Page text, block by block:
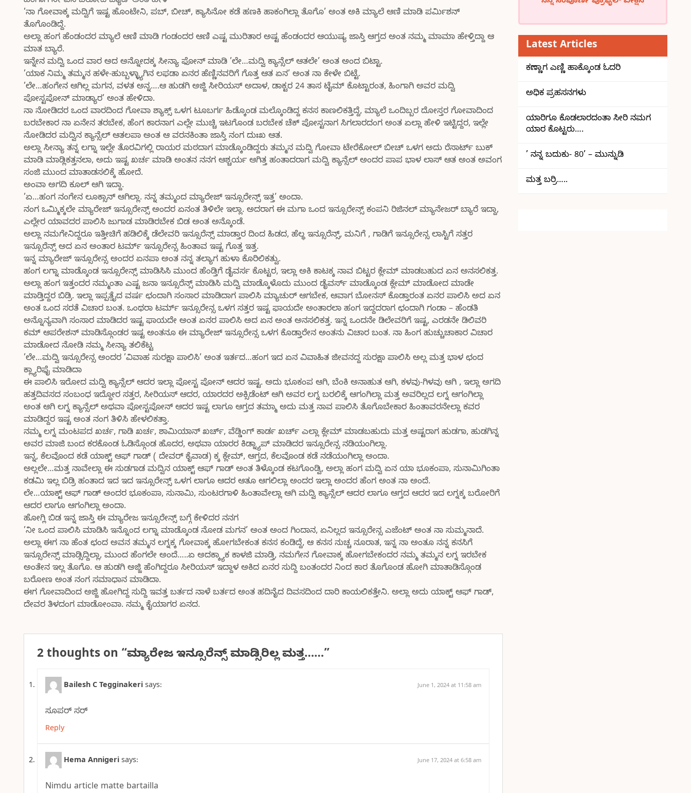
’ನಾ ಗೋವಾಕ್ಕ ಮದ್ವಿಗೆ ಇಷ್ಟ ಹೊಂಟೇನಿ, ಪಬ್, ಬೀಚ್, ಕ್ಯಾಸಿನೋ ಕಡೆ ಹಣಕಿ ಹಾಕಂಗಿಲ್ಲಾ ತೊಗೊ’ ಅಂತ ಅಕಿ ಮ್ಯಾಲೆ ಆಣಿ ಮಾಡಿ ಪರ್ಮಿಶನ್
ತೊಗೊಂಡಿದ್ದೆ.
ಅಲ್ಲಾ ಹಂಗ ಹೆಂಡಂದರ ಮ್ಯಾಲೆ ಆಣಿ ಮಾಡಿ ಗಂಡಂದರ ಆಣಿ ಎಷ್ಟ ಮುರಿತಾರ ಅಷ್ಟ ಹೆಂಡಂದರ ಆಯುಷ್ಯ ಜಾಸ್ತಿ ಆಗ್ತದ ಅಂತ ನಮ್ಮ ಮಾಮಾ ಹೇಳ್ತಿದ್ದಾ ಆ
ಮಾತ ಬ್ಯಾರೆ.
ಇನ್ನೇನ ಮದ್ವಿ ಒಂದ ವಾರ ಅದ ಅನ್ನೋದಕ್ಕ ಸೀನ್ಯಾ ಫೋನ್ ಮಾಡಿ ’ಲೇ…ಮದ್ವಿ ಕ್ಯಾನ್ಸೆಲ್ ಆತಲೇ’ ಅಂತ ಅಂದ ಬಿಟ್ಟಾ.
’ಯಾಕ ನಿಮ್ಮ ತಮ್ಮನ ಹಳೇ-ಹುಬ್ಬಳ್ಳ್ಯಾಗಿನ ಲಫಡಾ ಏನರ ಹೆಣ್ಣಿನವರಿಗೆ ಗೊತ್ತ ಆತ ಏನ’ ಅಂತ ನಾ ಕೇಳೇ ಬಿಟ್ಟೆ.
’ಲೇ…ಹಂಗೇನ ಆಗಿಲ್ಲ ಮಗನ, ವಳತ ಅನ್ನ….ಆ ಹುಡಗಿ ಅಜ್ಜಿ ಸೀರಿಯಸ್ ಅದಾಳ, ಡಾಕ್ಟರ 24 ತಾಸ ಟೈಮ್ ಕೊಟ್ಟಾರಂತ, ಹಿಂಗಾಗಿ ಅವರ ಮದ್ವಿ
ಪೋಸ್ಟಪೋನ್ ಮಾಡ್ಯಾರ’ ಅಂತ ಹೇಳಿದಾ.
ನಾ ನೋಡಿದರ ಒಂದ ವಾರದಿಂದ ಗೋವಾ ಶ್ಯಾಕ್ಸ್ ಒಳಗ ಟೂಬರ್ಗ ಹಿಡ್ಕೊಂಡ ಮಲ್ಕೊಂಡಿದ್ದ ಕನಸ ಕಾಣಲಿಕತ್ತಿದ್ದೆ, ಮ್ಯಾಲೆ ಒಂದಿಬ್ಬರ ದೋಸ್ತರ ಗೋವಾದಿಂದ
ಬರಬೇಕಾರ ನಾ ಏನೇನ ತರಬೇಕ, ಹೆಂಗ ಕಾರನಾಗ ಎಲ್ಲೇ ಮುಚ್ಚಿ ಇಟಗೊಂಡ ಬರಬೇಕ ಚೆಕ್ ಪೋಸ್ಟನಾಗ ಸಿಗಲಾರದಂಗ ಅಂತ ಏಲ್ಲಾ ಹೇಳಿ ಇಟ್ಟಿದ್ದರ, ಇಲ್ಲೇ
ನೋಡಿದರ ಮದ್ವಿನ ಕ್ಯಾನ್ಸೆಲ್ ಆತಲಪಾ ಅಂತ ಆ ವರನಕಿಂತಾ ಜಾಸ್ತಿ ನಂಗ ದುಃಖ ಆತ.
ಅಲ್ಲಾ ಸೀನ್ಯಾ ತನ್ನ ಲಗ್ನಾ ಇಲ್ಲೇ ತೊರವಿಗಲ್ಲಿ ರಾಯರ ಮಠದಾಗ ಮಾಡ್ಕೊಂಡಿದ್ದರು ತಮ್ಮನ ಮದ್ವಿ ಗೋವಾ ಟೇರೆಕೋಲ್ ಬೀಚ್ ಒಳಗ ಅದು ರೆಸಾರ್ಟ್ ಬುಕ್
ಮಾಡಿ ಮಾಡ್ಲಿಕತ್ತನಲಾ, ಅದು ಇಷ್ಟ ಖರ್ಚ ಮಾಡಿ ಅಂತನ ನನಗ ಆಶ್ಚರ್ಯ ಆಗಿತ್ತ ಹಂತಾದರಾಗ ಮದ್ವಿ ಕ್ಯಾನ್ಸೆಲ್ ಅಂದರ ಪಾಪ ಭಾಳ ಲಾಸ್ ಆತ ಅಂತ ಅವಂಗ
ಸಂಜಿ ಮುಂದ ಮಾತಾಡಸಲಿಕ್ಕೆ ಹೋದೆ.
ಅಂವಾ ಅಗದಿ ಕೂಲ್ ಆಗಿ ಇದ್ದಾ.
’ಏ…ಹಂಗ ನಂಗೇನ ಲೂಕ್ಸಾನ್ ಆಗಿಲ್ಲಾ. ನನ್ನ ತಮ್ಮಂದ ಮ್ಯಾರೇಜ್ ಇನ್ಸೂರೇನ್ಸ್ ಇತ್ತ’ ಅಂದಾ.
ನಂಗ ಒಮ್ಮಿಕ್ಕಲೇ ಮ್ಯಾರೇಜ್ ಇನ್ಸೂರೇನ್ಸ್ ಅಂದರ ಏನಂತ ತಿಳಿಲೇ ಇಲ್ಲಾ. ಅದರಾಗ ಈ ಮಗಾ ಒಂದ ಇನ್ಸೂರೇನ್ಸ್ ಕಂಪನಿ ರಿಜಿನಲ್ ಮ್ಯಾನೇಜರ್ ಬ್ಯಾರೆ ಇದ್ದಾ,
ಎಲ್ಲೇರ ಯಾವದರ ಪಾಲಿಸಿ ಜುಗಾಡ ಮಾಡಿರಬೇಕ ಬಿಡ ಅಂತ ಅನ್ಕೊಂಡೆ.
ಅಲ್ಲಾ ನಮಗೇನಿದ್ದರೂ ಇತ್ತೀಚಿಗೆ ಹಡಿಲಿಕ್ಕೆ ಡೆಲೇವರಿ ಇನ್ಸೂರೆನ್ಸ್ ಮಾಡ್ತಾರ ದಿಂದ ಹಿಡದ, ಹೆಲ್ಥ ಇನ್ಸೂರೆನ್ಸ್, ಮನಿಗೆ , ಗಾಡಿಗೆ ಇನ್ಸೂರೇನ್ಸ ಲಾಸ್ಟಿಗೆ ಸತ್ತರ
ಇನ್ಸೂರೆನ್ಸ್ ಅದ ಏನ ಅಂತಾರ ಟರ್ಮ್ ಇನ್ಸೂರೇನ್ಸ ಹಿಂತಾವ ಇಷ್ಟ ಗೊತ್ತ ಇತ್ತ.
ಇನ್ನ ಮ್ಯಾರೇಜ್ ಇನ್ಸೂರೇನ್ಸ ಅಂದರ ಏನಪಾ ಅಂತ ನನ್ನ ತಲ್ಯಾಗ ಹುಳಾ ಕೊರಿಲಿಕತ್ವು.
ಹಂಗ ಲಗ್ನಾ ಮಾಡ್ಕೊಂಡ ಇನ್ಸೂರೇನ್ಸ್ ಮಾಡಿಸಿಸಿ ಮುಂದ ಹೆಂಡ್ತಿಗೆ ಡೈವರ್ಸ ಕೊಟ್ಟರ, ಇಲ್ಲಾ ಅಕಿ ಕಾಟಕ್ಕ ನಾವ ಬಿಟ್ಟರ ಕ್ಲೇಮ್ ಮಾಡಬಹುದ ಏನ ಅನಸಲಿಕತ್ತ.
ಅಲ್ಲಾ ಹಂಗ ಇತ್ತಂದರ ನಮ್ಮಂತಾ ಎಷ್ಟ ಜನಾ ಇನ್ಸೂರೆನ್ಸ್ ಮಾಡಿಸಿ ಮದ್ವಿ ಮಾಡ್ಕೊಳೊದು ಮುಂದ ಡೈವರ್ಸ್ ಮಾಡ್ಕೊಂಡ ಕ್ಲೇಮ್ ಮಾಡೋದ ಮಾಡೇ
ಮಾಡ್ತಿದ್ದರ ಬಿಡ್ರಿ. ಇಲ್ಲಾ ಇಪ್ಪತ್ತೈದ ವರ್ಷ ಛಂದಾಗಿ ಸಂಸಾರ ಮಾಡಿದಾಗ ಪಾಲಿಸಿ ಮ್ಯಾಚುರ್ ಆಗಬೇಕ, ಆವಾಗ ಬೋನಸ್ ಕೊಡ್ತಾರಂತ ಏನರ ಪಾಲಿಸಿ ಅದ ಏನ
ಅಂತ ಒಂದ ಸರತೆ ವಿಚಾರ ಬಂತ. ಒಂಥರಾ ಟರ್ಮ್ ಇನ್ಸೂರೇನ್ಸ ಒಳಗ ಸತ್ತರ ಇಷ್ಟ ಫಾಯದೇ ಅಂತಾರಲಾ ಹಂಗ ಇದ್ದದರಾಗ ಛಂದಾಗಿ ಗಂಡಾ – ಹೆಂಡತಿ
ಅನ್ನೊನ್ಯವಾಗಿ ಸಂಸಾರ ಮಾಡಿದರ ಇಷ್ಟ ಫಾಯದೇ ಅಂತ ಏನರ ಪಾಲಿಸಿ ಅದ ಏನ ಅಂತ ಅನಸಲಿಕತ್ತ. ಇನ್ನ ಒಂದನೇ ಡಿಲೇವರಿಗೆ ಇಷ್ಟ, ಎರಡನೇ ಡಿಲಿವರಿ
ಕಮ್ ಆಪರೇಶನ್ ಮಾಡಿಸ್ಗೊಂಡರ ಇಷ್ಟ ಅಂತನೂ ಈ ಮ್ಯಾರೇಜ್ ಇನ್ಸೂರೇನ್ಸ ಒಳಗ ಕೊಡ್ತಾರೇನ ಅಂತನು ವಿಚಾರ ಬಂತ. ನಾ ಹಿಂಗ ಹುಚ್ಚುಚಾಕಾರ ವಿಚಾರ
ಮಾಡೋದ ನೋಡಿ ನಮ್ಮ ಸೀನ್ಯಾ ತಲಿಕೆಟ್ಟ
’ಲೇ…ಮದ್ವಿ ಇನ್ಸೂರೇನ್ಸ ಅಂದರ ’ವಿವಾಹ ಸುರಕ್ಷಾ ಪಾಲಿಸಿ’ ಅಂತ ಇರ್ತದ…ಹಂಗ ಇದ ಏನ ವಿವಾಹಿತ ಜೀವನದ್ದ ಸುರಕ್ಷಾ ಪಾಲಿಸಿ ಅಲ್ಲ ಮತ್ತ ಭಾಳ ಛಂದ
ಕ್ಲ್ಯಾರಿಫೈ ಮಾಡಿದಾ
ಈ ಪಾಲಿಸಿ ಇರೋದ ಮದ್ವಿ ಕ್ಯಾನ್ಸೆಲ್ ಆದರ ಇಲ್ಲಾ ಪೋಸ್ಟ ಪೋನ್ ಆದರ ಇಷ್ಟ. ಅದು ಭೂಕಂಪ ಆಗಿ, ಬೆಂಕಿ ಅನಾಹುತ ಆಗಿ, ಕಳವು-ಗಿಳವು ಆಗಿ , ಇಲ್ಲಾ ಅಗದಿ
ಹತ್ತದಿವಸದ ಸಂಬಂಧ ಇದ್ದೋರ ಸತ್ತರ, ಸೀರಿಯಸ್ ಆದರ, ಯಾರದರ ಅಕ್ಸಿಡೆಂಟ್ ಆಗಿ ಅವರ ಲಗ್ನ ಬರಲಿಕ್ಕೆ ಆಗಂಗಿಲ್ಲಾ ಮತ್ತ ಅವರಿಲ್ಲದ ಲಗ್ನ ಆಗಂಗಿಲ್ಲಾ
ಅಂತ ಆಗಿ ಲಗ್ನ ಕ್ಯಾನ್ಸೆಲ್ ಅಥವಾ ಪೋಸ್ಟಪೋನ್ ಆದರ ಇಷ್ಟ ಲಾಗೂ ಆಗ್ತದ ತಮ್ಮಾ ಅದು ಮತ್ತ ನಾವ ಪಾಲಿಸಿ ತೊಗೊಬೇಕಾರ ಹಿಂತಾವರನೇಲ್ಲಾ ಕವರ
ಮಾಡಿದ್ದರ ಇಷ್ಟ ಅಂತ ನಂಗ ತಿಳಿಸಿ ಹೇಳಲಿಕತ್ತಾ.
ನಮ್ಮ ಲಗ್ನ ಮಂಟಪದ ಖರ್ಚ, ಗಾಡಿ ಖರ್ಚ, ಶಾಮಿಯಾನ್ ಖರ್ಚ್, ವೆಡ್ಡಿಂಗ್ ಕಾರ್ಡ ಖರ್ಚ್ ಎಲ್ಲಾ ಕ್ಲೇಮ್ ಮಾಡಬಹುದು ಮತ್ತ ಅಷ್ಟರಾಗ ಹುಡಗಾ, ಹುಡಗಿನ್ನ
ಅವರ ಮಾಜಿ ಬಂದ ಕರಕೊಂಡ ಓಡಿಸ್ಗೊಂಡ ಹೊದರ, ಅಥವಾ ಯಾರರ ಕಿಡ್ನ್ಯಾಪ್ ಮಾಡಿದರ ಇನ್ಸೂರೇನ್ಸ ನಡಿಯಂಗಿಲ್ಲಾ.
ಇನ್ನ, ಕೆಲವೊಂದ ಕಡೆ ಯಾಕ್ಟ್ ಆಫ್ ಗಾಡ್ ( ದೇವರ್ ಕೈವಾಡ) ಕ್ಕ ಕ್ಲೇಮ್, ಆಗ್ತದ, ಕೆಲವೊಂಡ ಕಡೆ ನಡೆಯಂಗಿಲ್ಲಾ ಅಂದಾ.
ಅಲ್ಲಲೇ…ಮತ್ತ ನಾವೇಲ್ಲಾ ಈ ಸುಡಗಾಡ ಮದ್ವಿನ ಯಾಕ್ಟ್ ಆಫ್ ಗಾಡ್ ಅಂತ ತಿಳ್ಕೊಂಡ ಕಟಗೊಂಡ್ವಿ, ಅಲ್ಲಾ ಹಂಗ ಮದ್ವಿ ಏನ ಯಾ ಭೂಕಂಪಾ, ಸುನಾಮಿಗಿಂತಾ
ಕಡಮಿ ಇಲ್ಲ ಬಿಡ್ರಿ ಹಂತಾದ ಇದ ಇದ ಇನ್ಸೂರೇನ್ಸ್ ಒಳಗ ಲಾಗೂ ಆದರ ಆತೂ ಆಗಲಿಲ್ಲಾ ಅಂದರ ಇಲ್ಲಾ ಅಂದರ ಹೆಂಗ ಅಂತ ನಾ ಅಂದೆ.
ಲೇ…ಯಾಕ್ಟ್ ಆಫ್ ಗಾಡ್ ಅಂದರ ಭೂಕಂಪಾ, ಸುನಾಮಿ, ಸುಂಟರಗಾಳಿ ಹಿಂತಾವೇಲ್ಲಾ ಆಗಿ ಮದ್ವಿ ಕ್ಯಾನ್ಸೆಲ್ ಆದರ ಲಾಗೂ ಆಗ್ತದ ಆದರ ಇದ ಲಗ್ನಕ್ಕ ಬರೋರಿಗೆ
ಆದರ ಲಾಗೂ ಆಗಂಗಿಲ್ಲಾ ಅಂದಾ.
ಹೋಗ್ಲಿ ಬಿಡ ಇನ್ನ ಜಾಸ್ತಿ ಈ ಮ್ಯಾರೇಜ ಇನ್ಸೂರೇನ್ಸ್ ಬಗ್ಗೆ ಕೇಳಿದರ ನನಗ
’ನೀ ಒಂದ ಪಾಲಿಸಿ ಮಾಡಿಸಿ ಇನ್ನೊಂದ ಲಗ್ನಾ ಮಾಡ್ಕೊಂಡ ನೋಡ ಮಗನ’ ಅಂತ ಅಂದ ಗಿಂದಾನ, ಏನಿಲ್ಲದ ಇನ್ಸೂರೇನ್ಸ ಎಜೆಂಟ್ ಅಂತ ನಾ ಸುಮ್ಮನಾದೆ.
ಅಲ್ಲಾ ಈಗ ನಾ ಹೆಂತ ಛಂದ ಅವನ ತಮ್ಮನ ಲಗ್ನಕ್ಕ ಗೋವಾಕ್ಕ ಹೋಗಬೇಕಂತ ಕನಸ ಕಂಡಿದ್ದೆ, ಆ ಕನಸ ನುಚ್ಚ ನೂರಾತ, ಇನ್ನ ನಾ ಅಂತೂ ನನ್ನ ಕನಸಿಗೆ
ಇನ್ಸೂರೇನ್ಸ್ ಮಾಡ್ಸಿದ್ದಿಲ್ಲಾ, ಮುಂದ ಹೆಂಗಲೇ ಅಂದೆ…..ಏ ಅದಕ್ಕ್ಯಾಕ ಕಾಳಜಿ ಮಾಡ್ತಿ, ನಮಗೇನ ಗೋವಾಕ್ಕ ಹೋಗಬೇಕಂದರ ನಮ್ಮ ತಮ್ಮನ ಲಗ್ನ ಇರಬೇಕ
ಅಂತೇನ ಇಲ್ಲ ತೊಗೊ. ಆ ಹುಡಗಿ ಅಜ್ಜಿ ಹೆಂಗಿದ್ದರೂ ಸೀರಿಯಸ್ ಇದ್ದಾಳ ಅಕಿದ ಏನರ ಸುದ್ದಿ ಬಂತಂದರ ನಿಂದ ಕಾರ ತೊಗೊಂಡ ಹೋಗಿ ಮಾತಾಡಿಸ್ಗೊಂಡ
ಬರೋಣ ಅಂತ ನಂಗ ಸಮಾಧಾನ ಮಾಡಿದಾ.
ಈಗ ಗೋವಾದಿಂದ ಅಜ್ಜಿ ಹೋಗಿದ್ದ ಸುದ್ದಿ ಇವತ್ತ ಬರ್ತದ ನಾಳೆ ಬರ್ತದ ಅಂತ ಹದಿನೈದ ದಿವಸದಿಂದ ದಾರಿ ಕಾಯಲಿಕತ್ತೇನಿ. ಅಲ್ಲಾ ಅದು ಯಾಕ್ಟ್ ಆಫ್ ಗಾಡ್,
ದೇವರ ತಿಳದಂಗ ಮಾಡೋಂವಾ. ನಮ್ಮ ಕೈಯಾಗರ ಏನದ.
2 thoughts on “ಮ್ಯಾರೇಜ ಇನ್ಸೂರೆನ್ಸ್ ಮಾಡ್ಸಿರಿಲ್ಲ ಮತ್ತ……”
Bailesh C Tegginakeri says: June 1, 2024 at 11:58 am
ಸೂಪರ್ ಸರ್
Reply
Hema Annigeri says: June 17, 2024 at 6:58 am
Nimdu article matte bartailla
Latest Articles
ಕಣ್ಣಾಗ ಎಣ್ಣಿ ಹಾಕ್ಕೊಂಡ ಓದರಿ
ಅಧಿಕ ಪ್ರಹಸನಗಳು
ಯಾರಿಗೂ ಕೊಡಲಾರದಂತಾ ಸೀರಿ ನಮಗ
ಯಾರ ಕೊಟ್ಟರು….
’ ನನ್ನ ಬದುಕು- 80’ – ಮುನ್ನುಡಿ
ಮತ್ತ ಬರ್ರಿ…..